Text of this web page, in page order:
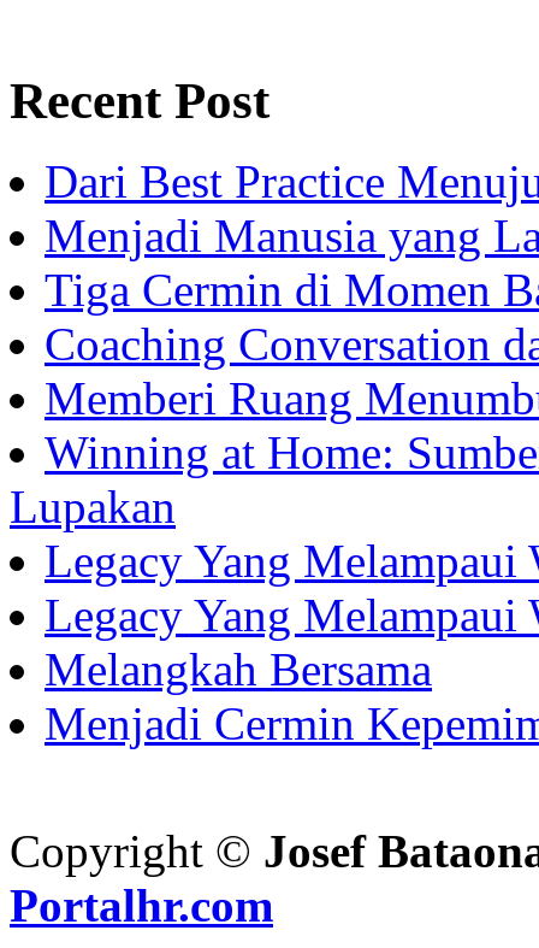
Recent Post
Dari Best Practice
Menjadi Manusia yang
Tiga Cermin di Momen
Coaching Conversation
Memberi Ruang
Winning at Home:
Lupakan
Legacy Yang Melampaui
Legacy Yang Melampaui
Melangkah Bersama
Menjadi Cermin
Copyright © Josef
Portalhr.com